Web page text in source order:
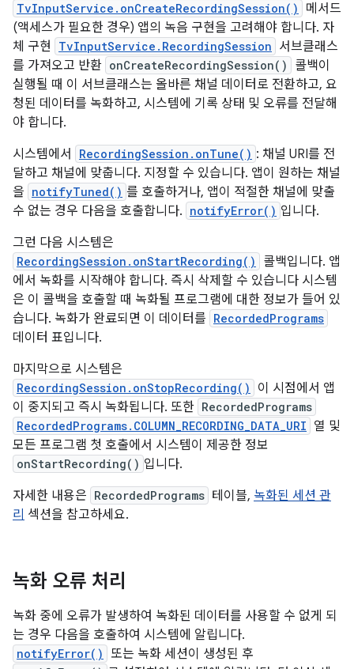
TvInputService.onCreateRecordingSession()
메서드
(액세스가 필요한 경우) 앱의 녹음 구현을 고려해야 합니다. 자
체 구현
TvInputService.RecordingSession 서브클래스
를 가져오고 반환 onCreateRecordingSession()
콜백이
실행될 때 이 서브클래스는 올바른 채널 데이터로 전환하고, 요
청된 데이터를 녹화하고, 시스템에 기록 상태 및 오류를 전달해
야 합니다.
시스템에서
RecordingSession.onTune() : 채널 URI를 전
달하고 채널에 맞춥니다. 지정할 수 있습니다. 앱이 원하는 채널
을 notifyTuned() 를 호출하거나, 앱이 적절한 채널에 맞출
수 없는 경우 다음을 호출합니다. notifyError() 입니다.
그런 다음 시스템은
RecordingSession.onStartRecording()
콜백입니다. 앱
에서 녹화를 시작해야 합니다. 즉시 삭제할 수 있습니다 시스템
은 이 콜백을 호출할 때 녹화될 프로그램에 대한 정보가 들어 있
습니다. 녹화가 완료되면 이 데이터를 RecordedPrograms
데이터 표입니다.
마지막으로 시스템은
RecordingSession.onStopRecording()
이 시점에서 앱
이 중지되고 즉시 녹화됩니다. 또한 RecordedPrograms
RecordedPrograms.COLUMN_RECORDING_DATA_URI 열 및
모든 프로그램 첫 호출에서 시스템이 제공한 정보
onStartRecording() 입니다.
자세한 내용은 RecordedPrograms 테이블, 녹화된 세션 관
리 섹션을 참고하세요.
녹화 오류 처리
녹화 중에 오류가 발생하여 녹화된 데이터를 사용할 수 없게 되
는 경우 다음을 호출하여 시스템에 알립니다.
notifyError() 또는 녹화 세션이 생성된 후